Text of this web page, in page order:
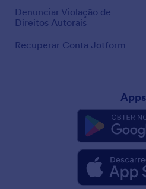
Denunciar Violação de
Direitos Autorais
Recuperar Conta Jotform
Apps